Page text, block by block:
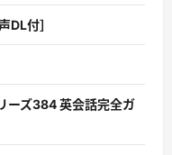
DL付］
ーズ384 英会話完全ガ